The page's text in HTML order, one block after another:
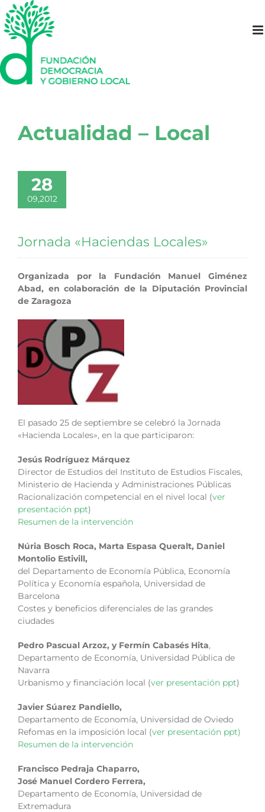
Saltar
al
contenido
Actualidad – Local
28
09,2012
Jornada «Haciendas Locales»
Organizada por la Fundación Manuel Giménez
Abad, en colaboración de la Diputación Provincial
de Zaragoza
El pasado 25 de septiembre se celebró la Jornada
«Hacienda Locales», en la que participaron:
Jesús Rodríguez Márquez
Director de Estudios del Instituto de Estudios Fiscales,
Ministerio de Hacienda y Administraciones Públicas
Racionalización competencial en el nivel local (ver
presentación ppt)
Resumen de la intervención
Núria Bosch Roca, Marta Espasa Queralt, Daniel
Montolio Estivill,
del Departamento de Economía Pública, Economía
Política y Economía española, Universidad de
Barcelona
Costes y beneficios diferenciales de las grandes
ciudades
Pedro Pascual Arzoz, y Fermín Cabasés Hita,
Departamento de Economía, Universidad Pública de
Navarra
Urbanismo y financiación local (ver presentación ppt)
Javier Súarez Pandiello,
Departamento de Economía, Universidad de Oviedo
Refomas en la imposición local (ver presentación ppt)
Resumen de la intervención
Francisco Pedraja Chaparro,
José Manuel Cordero Ferrera,
Departamento de Economía, Universidad de
Extremadura